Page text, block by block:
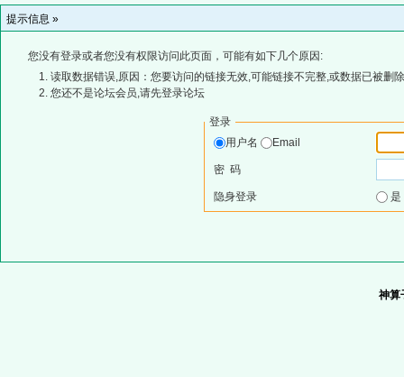
提示信息 »
您没有登录或者您没有权限访问此页面，可能有如下几个原因:
读取数据错误,原因：您要访问的链接无效,可能链接不完整,或数据已被删
您还不是论坛会员,请先登录论坛
登录
用户名
Email
密 码
隐身登录
神算